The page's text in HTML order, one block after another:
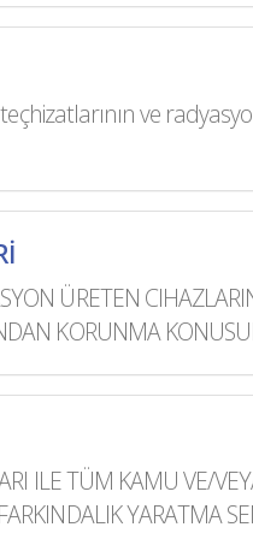
ve
ÜRETEN
KORUNMA
ILE TÜM KAMU VE/
YARATMA